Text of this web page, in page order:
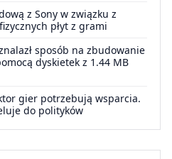
z Sony w związku z
płyt z grami
sposób na zbudowanie
dyskietek z 1.44 MB
gier potrzebują wsparcia.
do polityków